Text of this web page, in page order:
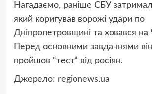
Нагадаємо, раніше СБУ
який коригував ворожі удари по
Дніпропетровщині та ховався на
Перед основними завданнями він
пройшов “тест” від росіян.
Джерело: regionews.ua